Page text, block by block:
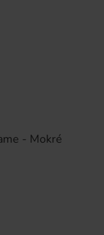
- Mokré